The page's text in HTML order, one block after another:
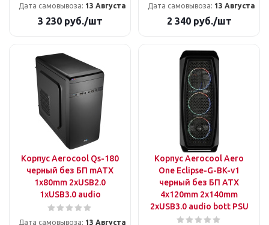
Дата самовывоза: 13 Августа
3 230руб./шт
Дата самовывоза: 13 Августа
2 340руб./шт
Корпус Aerocool Qs-180
черный без БП mATX
1x80mm 2xUSB2.0
1xUSB3.0 audio
Дата самовывоза: 13 Августа
Корпус Aerocool Aero
One Eclipse-G-BK-v1
черный без БП ATX
4x120mm 2x140mm
2xUSB3.0 audio bott PSU